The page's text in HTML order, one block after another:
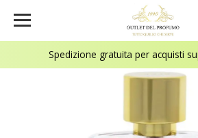
Spedizione gratuita per acquisti